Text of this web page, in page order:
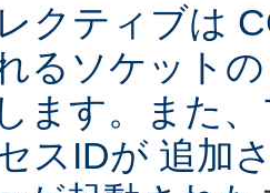
クティブは
るソケット
ます。また
スIDが 追加